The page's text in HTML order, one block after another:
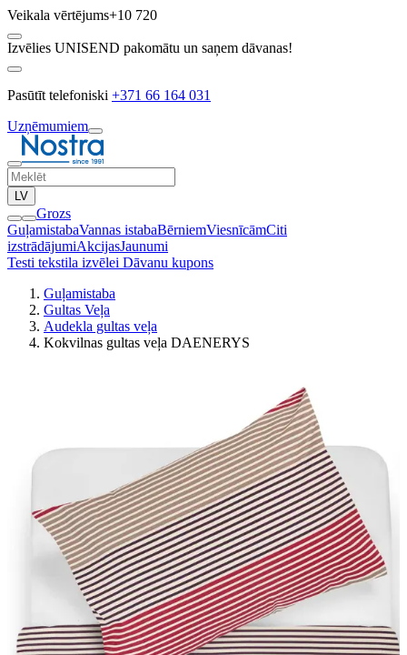
Veikala vērtējums+10 720
Izvēlies UNISEND pakomātu un saņem dāvanas!
Pasūtīt telefoniski +371 66 164 031
Uzņēmumiem
LV
Grozs
GuļamistabaVannas istabaBērniemViesnīcāmCiti
izstrādājumiAkcijasJaunumi
Testi tekstila izvēlei Dāvanu kupons
Guļamistaba
Gultas Veļa
Audekla gultas veļa
Kokvilnas gultas veļa DAENERYS